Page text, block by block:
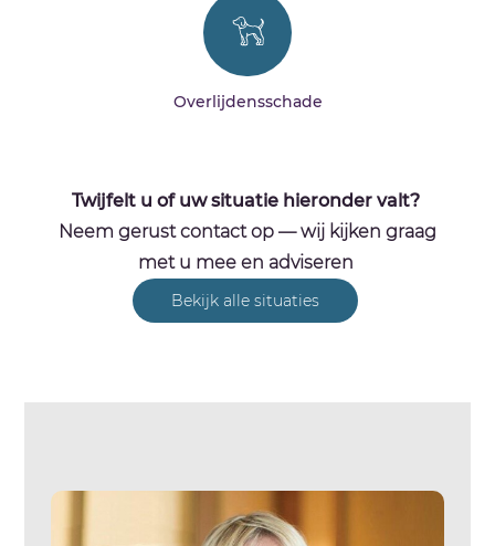
Overlijdensschade
Twijfelt u of uw situatie hieronder valt?
Neem gerust contact op — wij kijken graag
met u mee en adviseren
Bekijk alle situaties